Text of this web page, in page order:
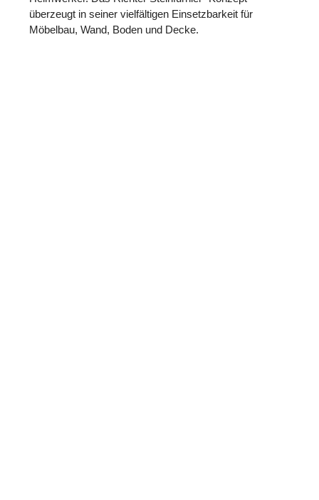
überzeugt in seiner vielfältigen Einsetzbarkeit für
Möbelbau, Wand, Boden und Decke.